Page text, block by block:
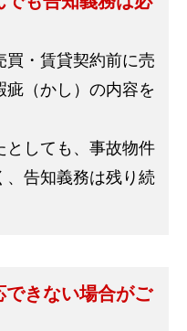
買・賃貸契約前に売
疵（かし）の内容を
としても、事故物件
、告知義務は残り続
きない場合がご